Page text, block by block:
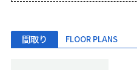
間取り FLOOR PLANS